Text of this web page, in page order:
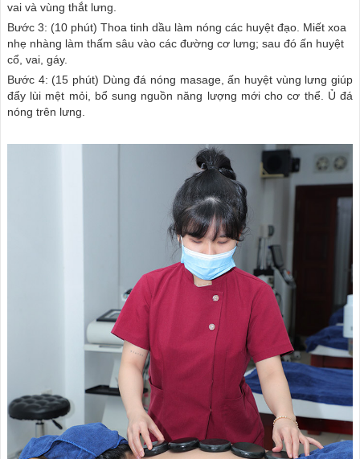
vai và vùng thắt lưng.
Bước 3: (10 phút) Thoa tinh dầu làm nóng các huyệt đạo. Miết xoa
nhẹ nhàng làm thấm sâu vào các đường cơ lưng; sau đó ấn huyệt
cổ, vai, gáy.
Bước 4: (15 phút) Dùng đá nóng masage, ấn huyệt vùng lưng giúp
đẩy lùi mệt mỏi, bổ sung nguồn năng lượng mới cho cơ thể. Ủ đá
nóng trên lưng.